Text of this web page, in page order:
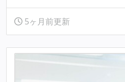
5ヶ月前更新